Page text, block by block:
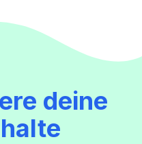
deine